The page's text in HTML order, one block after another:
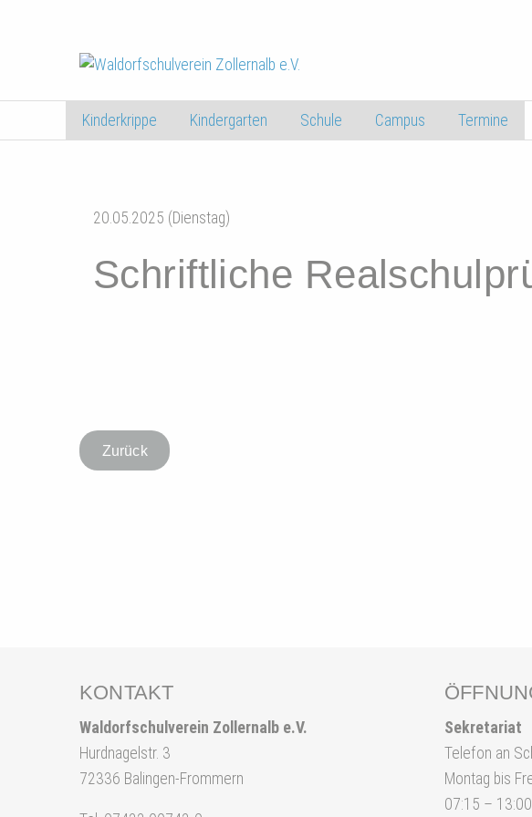
Kinderkrippe Kindergarten Schule Campus Termine
20.05.2025 (Dienstag)
Schriftliche
Zurück
KONTAKT
Waldorfschulverein Zollernalb e.V.
Hurdnagelstr. 3
72336 Balingen-Frommern
Sekretariat
Telefon an
Montag bis
07:15 –